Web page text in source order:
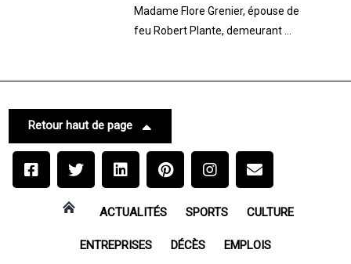
Madame Flore Grenier, épouse de
feu Robert Plante, demeurant ...
Retour haut de page
ACTUALITÉS SPORTS CULTURE
ENTREPRISES DÉCÈS EMPLOIS